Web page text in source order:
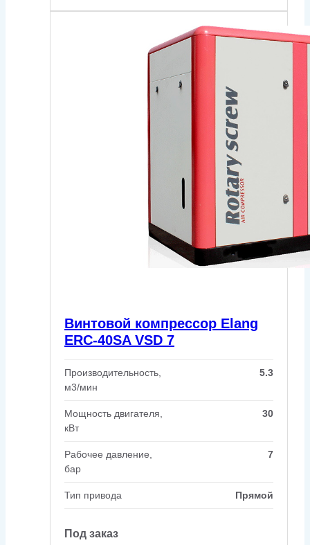
Винтовой компрессор Elang
ERC-40SA VSD 7
Производительность,
м3/мин
5.3
Мощность двигателя,
кВт
30
Рабочее давление,
бар
7
Тип привода Прямой
Под заказ